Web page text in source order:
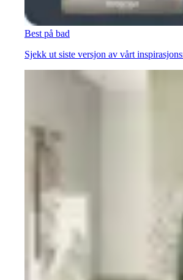
Best på bad
Sjekk ut siste versjon av vårt